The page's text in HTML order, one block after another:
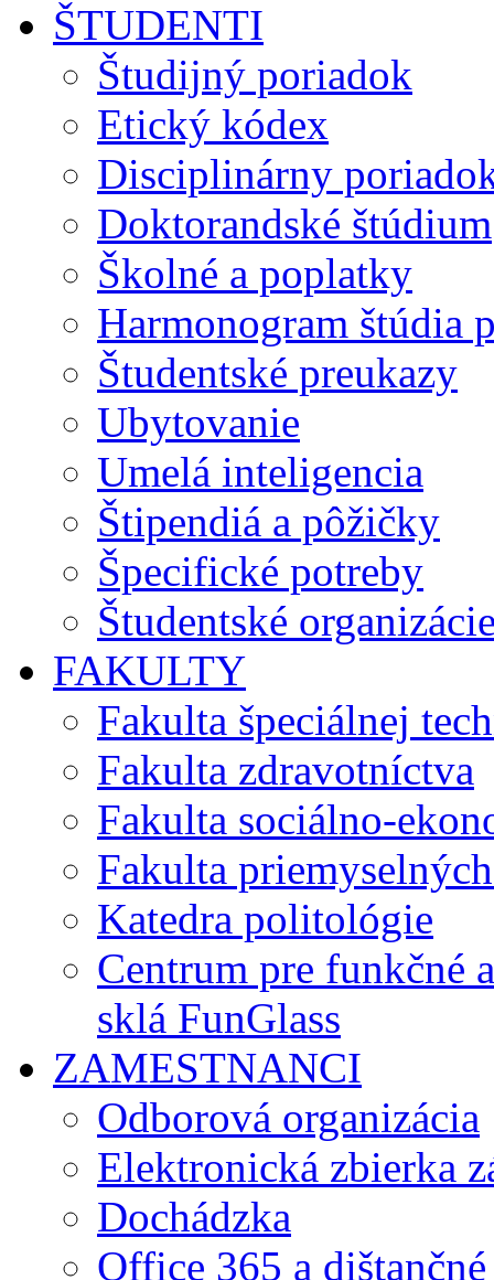
ŠTUDENTI
Študijný poriadok
Etický kódex
Disciplinárny
Doktorandské štúdium
Školné a poplatky
Harmonogram štúdia
Študentské preukazy
Ubytovanie
Umelá inteligencia
Štipendiá a pôžičky
Špecifické potreby
Študentské
FAKULTY
Fakulta špeciálnej
Fakulta zdravotníctva
Fakulta sociálno-
Fakulta
Katedra politológie
Centrum pre funkčné
sklá FunGlass
ZAMESTNANCI
Odborová organizácia
Elektronická zbierka
Dochádzka
Office 365 a